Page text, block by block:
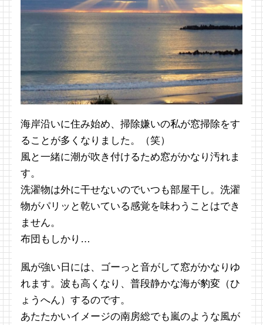
海岸沿いに住み始め、掃除嫌いの私が窓掃除をす
ることが多くなりました。（笑）
風と一緒に潮が吹き付けるため窓がかなり汚れま
す。
洗濯物は外に干せないのでいつも部屋干し。洗濯
物がパリッと乾いている感覚を味わうことはでき
ません。
布団もしかり…
風が強い日には、ゴーっと音がして窓がかなりゆ
れます。波も高くなり、普段静かな海が豹変（ひ
ょうへん）するのです。
あたたかいイメージの南房総でも嵐のような風が